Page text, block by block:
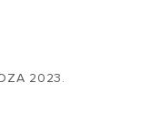
2023.